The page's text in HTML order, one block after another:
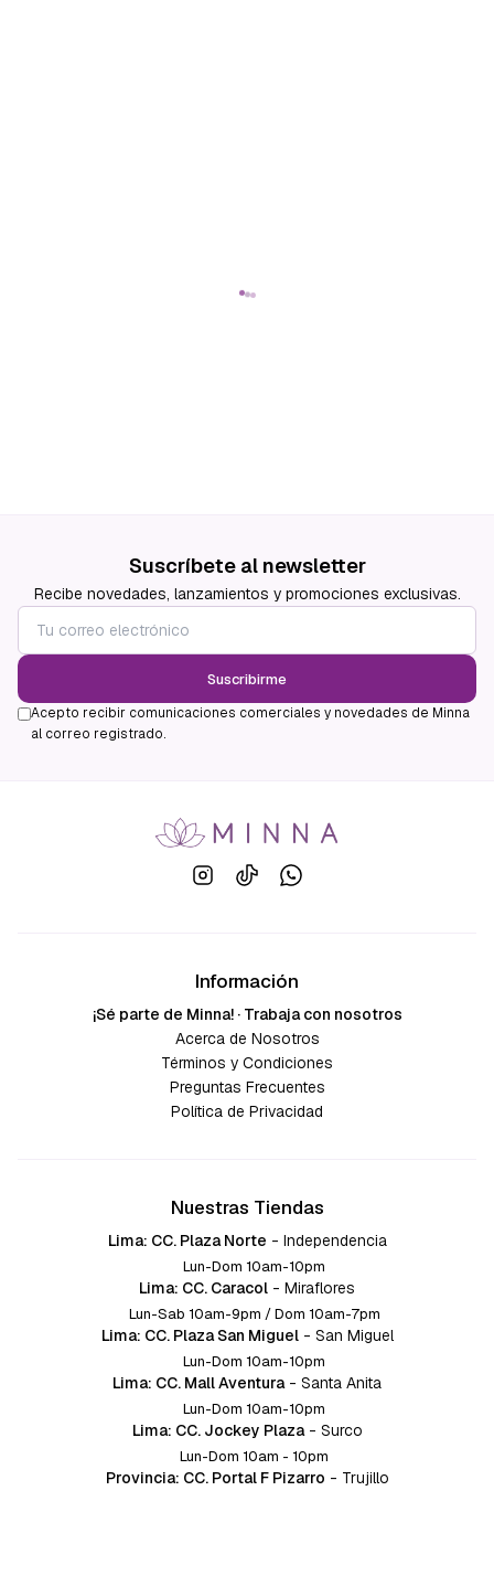
Suscríbete al newsletter
Recibe novedades, lanzamientos y promociones exclusivas.
Suscribirme
Acepto recibir comunicaciones comerciales y novedades de Minna
al correo registrado.
Información
¡Sé parte de Minna! · Trabaja con nosotros
Acerca de Nosotros
Términos y Condiciones
Preguntas Frecuentes
Política de Privacidad
Nuestras Tiendas
Lima: CC. Plaza Norte - Independencia
Lun-Dom 10am-10pm
Lima: CC. Caracol - Miraflores
Lun-Sab 10am-9pm / Dom 10am-7pm
Lima: CC. Plaza San Miguel - San Miguel
Lun-Dom 10am-10pm
Lima: CC. Mall Aventura - Santa Anita
Lun-Dom 10am-10pm
Lima: CC. Jockey Plaza - Surco
Lun-Dom 10am - 10pm
Provincia: CC. Portal F Pizarro - Trujillo